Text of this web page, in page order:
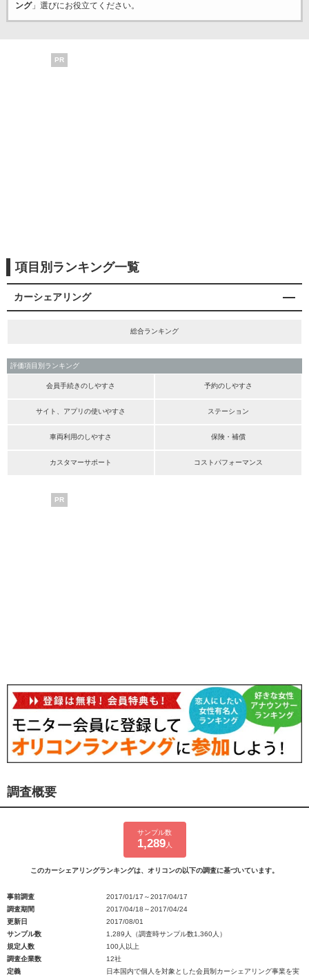
ング」選びにお役立てください。
PR
項目別ランキング一覧
カーシェアリング
総合ランキング
評価項目別ランキング
会員手続きのしやすさ 予約のしやすさ
サイト、アプリの使いやすさ ステーション
車両利用のしやすさ 保険・補償
カスタマーサポート コストパフォーマンス
PR
調査概要
サンプル数
1,289人
このカーシェアリングランキングは、オリコンの以下の調査に基づいています。
事前調査
2017/01/17～2017/04/17
調査期間
2017/04/18～2017/04/24
更新日
2017/08/01
サンプル数
1,289人（調査時サンプル数1,360人）
規定人数
100人以上
調査企業数
12社
定義
日本国内で個人を対象とした会員制カーシェアリング事業を実